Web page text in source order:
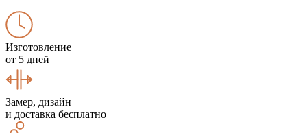
Изготовление
от 5 дней
Замер, дизайн
и доставка бесплатно